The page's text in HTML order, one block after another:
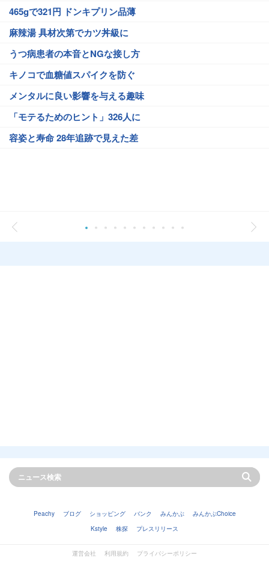
465gで321円 ドンキプリン品薄
麻辣湯 具材次第でカツ丼級に
うつ病患者の本音とNGな接し方
キノコで血糖値スパイクを防ぐ
メンタルに良い影響を与える趣味
「モテるためのヒント」326人に
容姿と寿命 28年追跡で見えた差
Peachy ブログ ショッピング バンク みんかぶ
みんかぶChoice
Kstyle
株探 プレスリリース
運営会社 利用規約 プライバシーポリシー